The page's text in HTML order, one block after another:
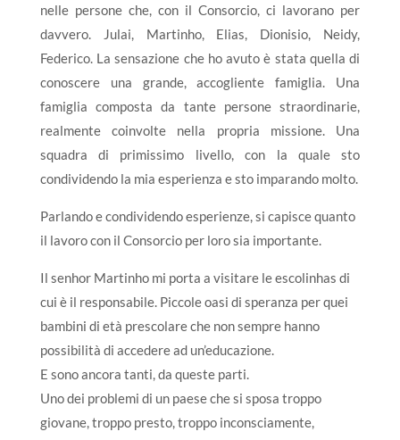
nelle persone che, con il Consorcio, ci lavorano per
davvero. Julai, Martinho, Elias, Dionisio, Neidy,
Federico. La sensazione che ho avuto è stata quella di
conoscere una grande, accogliente famiglia. Una
famiglia composta da tante persone straordinarie,
realmente coinvolte nella propria missione. Una
squadra di primissimo livello, con la quale sto
condividendo la mia esperienza e sto imparando molto.
Parlando e condividendo esperienze, si capisce quanto
il lavoro con il Consorcio per loro sia importante.
Il senhor Martinho mi porta a visitare le escolinhas di
cui è il responsabile. Piccole oasi di speranza per quei
bambini di età prescolare che non sempre hanno
possibilità di accedere ad un’educazione.
E sono ancora tanti, da queste parti.
Uno dei problemi di un paese che si sposa troppo
giovane, troppo presto, troppo inconsciamente,